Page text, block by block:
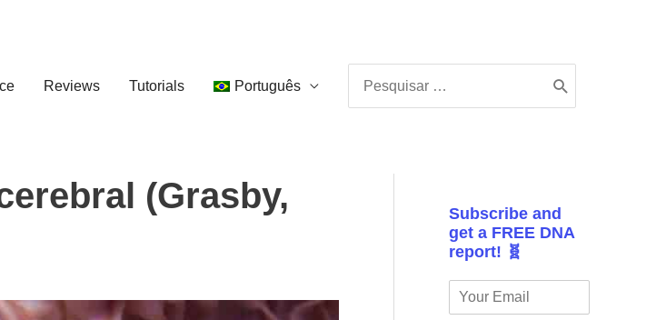
Reviews Tutorials Português
(Grasby,
Subscribe and
get a FREE DNA
report! 🧬